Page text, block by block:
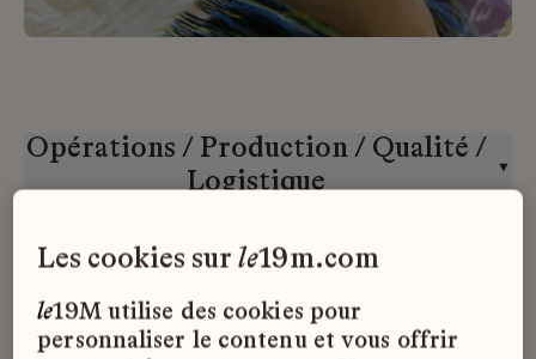
Opérations / Production / Qualité /
Logistique
CDI
Effacer les filtres (3) x
les cookies surle19m.com
le19M utilise des cookies pour
personnaliser le contenu et vous offrir